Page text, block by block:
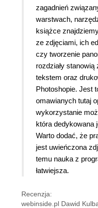
zagadnień
warstwach,
książce
ze zdjęciami, ich
czy tworzenie
rozdziały
tekstem oraz
Photoshopie. Jest
omawianych tutaj
wykorzystanie
która dedykowana
Warto dodać, że
jest uwieńczona
temu nauka z
łatwiejsza.
Recenzja:
webinside.pl Dawid